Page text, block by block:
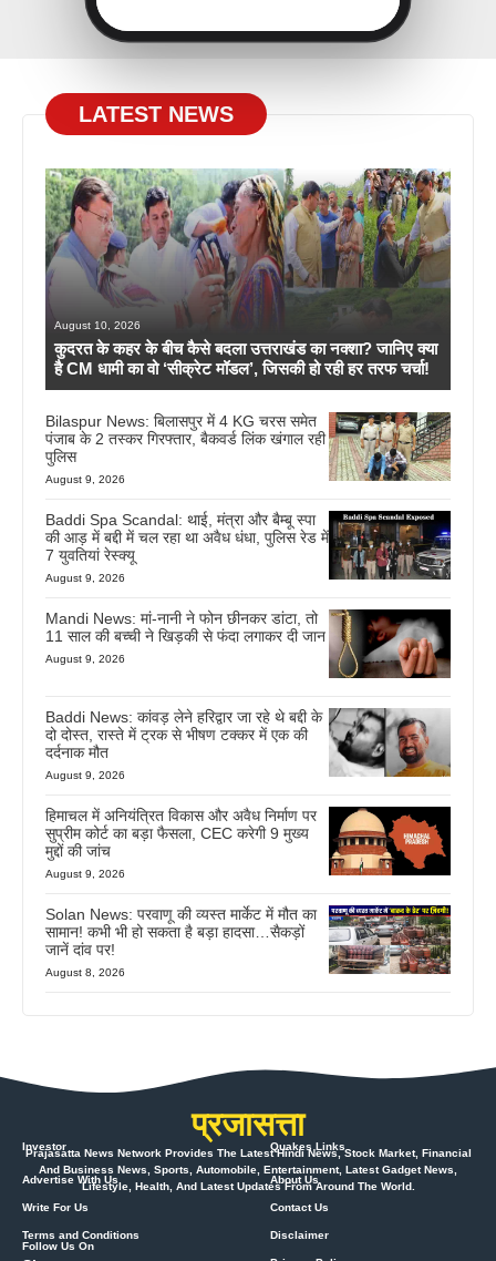
LATEST NEWS
August 10, 2026
कुदरत के कहर के बीच कैसे बदला उत्तराखंड का नक्शा? जानिए क्या
है CM धामी का वो ‘सीक्रेट मॉडल’, जिसकी हो रही हर तरफ चर्चा!
Bilaspur News: बिलासपुर में 4 KG चरस समेत
पंजाब के 2 तस्कर गिरफ्तार, बैकवर्ड लिंक खंगाल रही
पुलिस
August 9, 2026
Baddi Spa Scandal: थाई, मंत्रा और बैम्बू स्पा
की आड़ में बद्दी में चल रहा था अवैध धंधा, पुलिस रेड में
7 युवतियां रेस्क्यू
August 9, 2026
Mandi News: मां-नानी ने फोन छीनकर डांटा, तो
11 साल की बच्ची ने खिड़की से फंदा लगाकर दी जान
August 9, 2026
Baddi News: कांवड़ लेने हरिद्वार जा रहे थे बद्दी के
दो दोस्त, रास्ते में ट्रक से भीषण टक्कर में एक की
दर्दनाक मौत
August 9, 2026
हिमाचल में अनियंत्रित विकास और अवैध निर्माण पर
सुप्रीम कोर्ट का बड़ा फैसला, CEC करेगी 9 मुख्य
मुद्दों की जांच
August 9, 2026
Solan News: परवाणू की व्यस्त मार्केट में मौत का
सामान! कभी भी हो सकता है बड़ा हादसा…सैकड़ों
जानें दांव पर!
August 8, 2026
प्रजासत्ता
Prajasatta News Network Provides The Latest Hindi News, Stock Market, Financial
And Business News, Sports, Automobile, Entertainment, Latest Gadget News,
Lifestyle, Health, And Latest Updates From Around The World.
Investor
Advertise With Us
Write For Us
Terms and Conditions
Quakes Links
About Us
Contact Us
Disclaimer
Follow Us On